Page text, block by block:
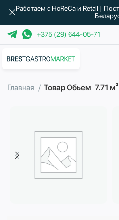
+375 (29) 644-05-71
Главная Товар Обьем 7.71 м³
Работаем с HoReCa и Retail |